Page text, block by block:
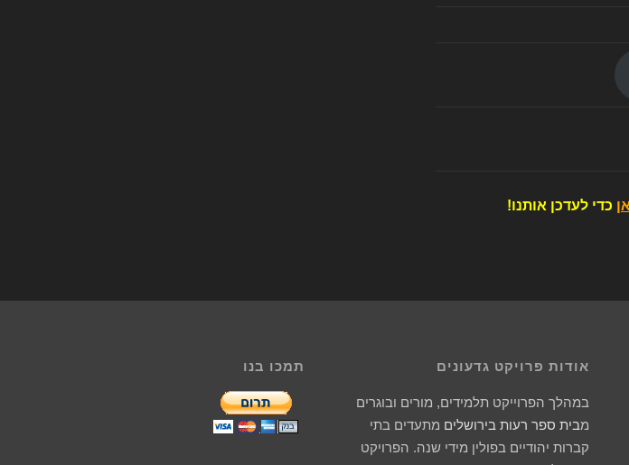
כדי לעדכן אותנו!
אודות פרויקט גדעונים
במהלך הפרוייקט תלמידים, מורים ובוגרים
מבית ספר רעות בירושלים מתעדים בתי
קברות יהודיים בפולין מידי שנה. הפרויקט
תמכו בנו